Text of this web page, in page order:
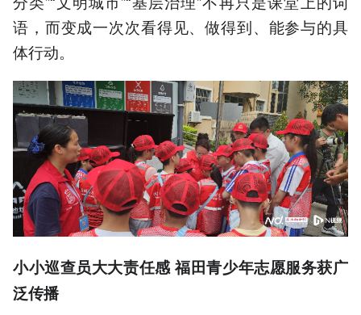
语，而变成一次次看得见、做得到、能参与的具
体行动。
小小巡查员大大责任感福田青少年志愿服务获广
泛传播